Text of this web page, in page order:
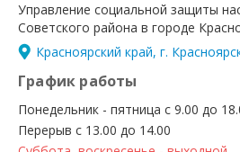
Управление социальной защиты
Советского района в городе
Красноярский край, г.
График работы
Понедельник - пятница с 9.00 до
Перерыв с 13.00 до 14.00